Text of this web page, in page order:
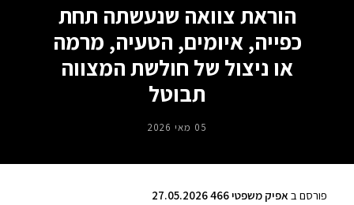
הוראת צוואה שנעשתה תחת
כפייה, איומים, הטעיה, מרמה
או ניצול של חולשת המצווה
תבוטל
05 מאי 2026
פורסם ב אפיק משפטי 466 27.05.2026